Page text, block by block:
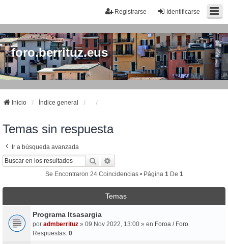
Identificarse
Registrarse
foro.berrituz.eus
Inicio Índice general
Temas sin respuesta
Ir a búsqueda avanzada
Buscar
Se Encontraron 24 Coincidencias • Página 1 De 1
Temas
Programa Itsasargia
por admberrituz » 09 Nov 2022, 13:00 » en Foroa / Foro
Respuestas: 0